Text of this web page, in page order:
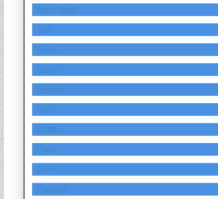
Aston Martin
Audi
Austin
Bentley
Bimantara
BMW
Cadillac
Chana
Chery
Chevrolet